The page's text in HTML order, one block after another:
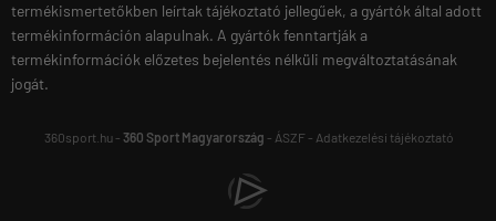
termékismertetőkben leírtak tájékoztató jellegűek, a gyártók által adott
termékinformáción alapulnak. A gyártók fenntartják a
termékinformációk előzetes bejelentés nélküli megváltoztatásának
jogát.
360sport.hu - 360 Sport Magyarország - ÁSZF- Adatkezelési tájékoztató